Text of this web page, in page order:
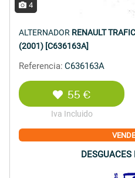
4
ALTERNADOR RENAULT
(2001) [C636163A]
Referencia: C636163A
55 €
Iva Incluido